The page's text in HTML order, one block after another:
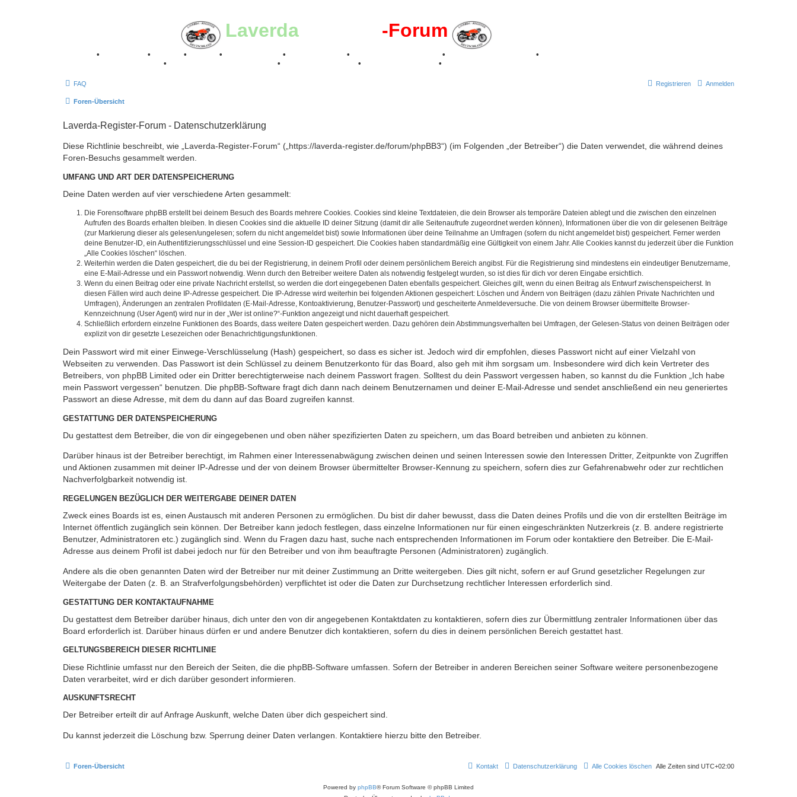
Laverda -Forum
• • • • • • •
•
• • • •
FAQ Anmelden
Registrieren
Foren-Übersicht
Laverda-Register-Forum - Datenschutzerklärung
Diese Richtlinie beschreibt, wie „Laverda-Register-Forum“ („https://laverda-register.de/forum/phpBB3“) (im Folgenden „der Betreiber“) die Daten verwendet, die während deines
Foren-Besuchs gesammelt werden.
UMFANG UND ART DER DATENSPEICHERUNG
Deine Daten werden auf vier verschiedene Arten gesammelt:
Die Forensoftware phpBB erstellt bei deinem Besuch des Boards mehrere Cookies. Cookies sind kleine Textdateien, die dein Browser als temporäre Dateien ablegt und die zwischen den einzelnen
Aufrufen des Boards erhalten bleiben. In diesen Cookies sind die aktuelle ID deiner Sitzung (damit dir alle Seitenaufrufe zugeordnet werden können), Informationen über die von dir gelesenen Beiträge
(zur Markierung dieser als gelesen/ungelesen; sofern du nicht angemeldet bist) sowie Informationen über deine Teilnahme an Umfragen (sofern du nicht angemeldet bist) gespeichert. Ferner werden
deine Benutzer-ID, ein Authentifizierungsschlüssel und eine Session-ID gespeichert. Die Cookies haben standardmäßig eine Gültigkeit von einem Jahr. Alle Cookies kannst du jederzeit über die Funktion
„Alle Cookies löschen“ löschen.
Weiterhin werden die Daten gespeichert, die du bei der Registrierung, in deinem Profil oder deinem persönlichem Bereich angibst. Für die Registrierung sind mindestens ein eindeutiger Benutzername,
eine E-Mail-Adresse und ein Passwort notwendig. Wenn durch den Betreiber weitere Daten als notwendig festgelegt wurden, so ist dies für dich vor deren Eingabe ersichtlich.
Wenn du einen Beitrag oder eine private Nachricht erstellst, so werden die dort eingegebenen Daten ebenfalls gespeichert. Gleiches gilt, wenn du einen Beitrag als Entwurf zwischenspeicherst. In
diesen Fällen wird auch deine IP-Adresse gespeichert. Die IP-Adresse wird weiterhin bei folgenden Aktionen gespeichert: Löschen und Ändern von Beiträgen (dazu zählen Private Nachrichten und
Umfragen), Änderungen an zentralen Profildaten (E-Mail-Adresse, Kontoaktivierung, Benutzer-Passwort) und gescheiterte Anmeldeversuche. Die von deinem Browser übermittelte Browser-
Kennzeichnung (User Agent) wird nur in der „Wer ist online?“-Funktion angezeigt und nicht dauerhaft gespeichert.
Schließlich erfordern einzelne Funktionen des Boards, dass weitere Daten gespeichert werden. Dazu gehören dein Abstimmungsverhalten bei Umfragen, der Gelesen-Status von deinen Beiträgen oder
explizit von dir gesetzte Lesezeichen oder Benachrichtigungsfunktionen.
Dein Passwort wird mit einer Einwege-Verschlüsselung (Hash) gespeichert, so dass es sicher ist. Jedoch wird dir empfohlen, dieses Passwort nicht auf einer Vielzahl von
Webseiten zu verwenden. Das Passwort ist dein Schlüssel zu deinem Benutzerkonto für das Board, also geh mit ihm sorgsam um. Insbesondere wird dich kein Vertreter des
Betreibers, von phpBB Limited oder ein Dritter berechtigterweise nach deinem Passwort fragen. Solltest du dein Passwort vergessen haben, so kannst du die Funktion „Ich habe
mein Passwort vergessen“ benutzen. Die phpBB-Software fragt dich dann nach deinem Benutzernamen und deiner E-Mail-Adresse und sendet anschließend ein neu generiertes
Passwort an diese Adresse, mit dem du dann auf das Board zugreifen kannst.
GESTATTUNG DER DATENSPEICHERUNG
Du gestattest dem Betreiber, die von dir eingegebenen und oben näher spezifizierten Daten zu speichern, um das Board betreiben und anbieten zu können.
Darüber hinaus ist der Betreiber berechtigt, im Rahmen einer Interessenabwägung zwischen deinen und seinen Interessen sowie den Interessen Dritter, Zeitpunkte von Zugriffen
und Aktionen zusammen mit deiner IP-Adresse und der von deinem Browser übermittelter Browser-Kennung zu speichern, sofern dies zur Gefahrenabwehr oder zur rechtlichen
Nachverfolgbarkeit notwendig ist.
REGELUNGEN BEZÜGLICH DER WEITERGABE DEINER DATEN
Zweck eines Boards ist es, einen Austausch mit anderen Personen zu ermöglichen. Du bist dir daher bewusst, dass die Daten deines Profils und die von dir erstellten Beiträge im
Internet öffentlich zugänglich sein können. Der Betreiber kann jedoch festlegen, dass einzelne Informationen nur für einen eingeschränkten Nutzerkreis (z. B. andere registrierte
Benutzer, Administratoren etc.) zugänglich sind. Wenn du Fragen dazu hast, suche nach entsprechenden Informationen im Forum oder kontaktiere den Betreiber. Die E-Mail-
Adresse aus deinem Profil ist dabei jedoch nur für den Betreiber und von ihm beauftragte Personen (Administratoren) zugänglich.
Andere als die oben genannten Daten wird der Betreiber nur mit deiner Zustimmung an Dritte weitergeben. Dies gilt nicht, sofern er auf Grund gesetzlicher Regelungen zur
Weitergabe der Daten (z. B. an Strafverfolgungsbehörden) verpflichtet ist oder die Daten zur Durchsetzung rechtlicher Interessen erforderlich sind.
GESTATTUNG DER KONTAKTAUFNAHME
Du gestattest dem Betreiber darüber hinaus, dich unter den von dir angegebenen Kontaktdaten zu kontaktieren, sofern dies zur Übermittlung zentraler Informationen über das
Board erforderlich ist. Darüber hinaus dürfen er und andere Benutzer dich kontaktieren, sofern du dies in deinem persönlichen Bereich gestattet hast.
GELTUNGSBEREICH DIESER RICHTLINIE
Diese Richtlinie umfasst nur den Bereich der Seiten, die die phpBB-Software umfassen. Sofern der Betreiber in anderen Bereichen seiner Software weitere personenbezogene
Daten verarbeitet, wird er dich darüber gesondert informieren.
AUSKUNFTSRECHT
Der Betreiber erteilt dir auf Anfrage Auskunft, welche Daten über dich gespeichert sind.
Du kannst jederzeit die Löschung bzw. Sperrung deiner Daten verlangen. Kontaktiere hierzu bitte den Betreiber.
Foren-Übersicht Alle Zeiten sind UTC+02:00
Alle Cookies löschen
Datenschutzerklärung
Kontakt
Powered by phpBB® Forum Software © phpBB Limited